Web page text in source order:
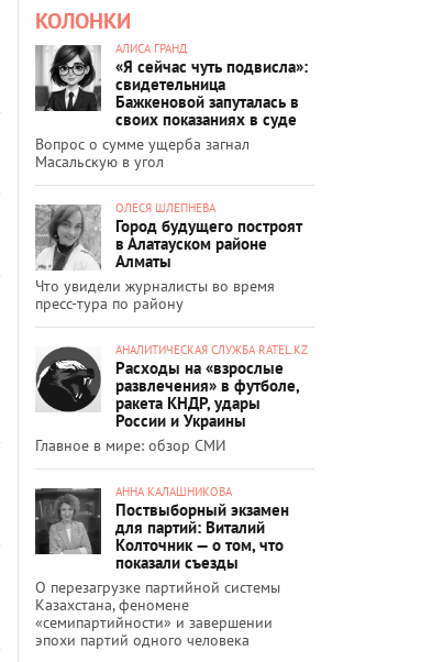
КОЛОНКИ
АЛИСА ГРАНД
«Я сейчас чуть подвисла»:
свидетельница
Бажкеновой запуталась в
своих показаниях в суде
Вопрос о сумме ущерба загнал
Масальскую в угол
ОЛЕСЯ ШЛЕПНЕВА
Город будущего построят
в Алатауском районе
Алматы
Что увидели журналисты во время
пресс-тура по району
АНАЛИТИЧЕСКАЯ СЛУЖБА RATEL.KZ
Расходы на «взрослые
развлечения» в футболе,
ракета КНДР, удары
России и Украины
Главное в мире: обзор СМИ
АННА КАЛАШНИКОВА
Поствыборный экзамен
для партий: Виталий
Колточник — о том, что
показали съезды
О перезагрузке партийной системы
Казахстана, феномене
«семипартийности» и завершении
эпохи партий одного человека